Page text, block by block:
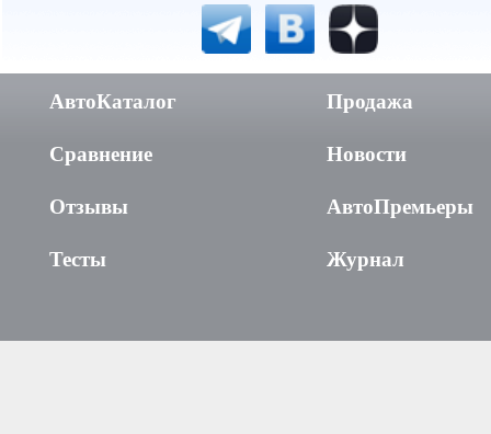
АвтоКаталог
Сравнение
Отзывы
Тесты
Продажа
Новости
АвтоПремьеры
Журнал